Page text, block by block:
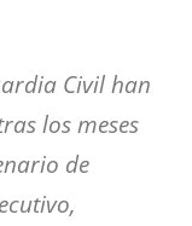
Civil han
los meses
de